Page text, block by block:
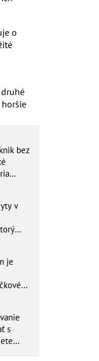
o
bez
v
je
s